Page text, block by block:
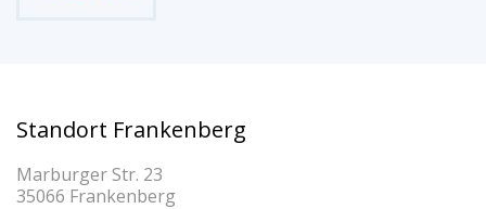
Standort Frankenberg
Marburger Str. 23
35066 Frankenberg